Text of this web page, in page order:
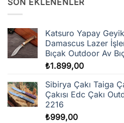
Katsuro Yapay
Damascus Lazer
Bıçak Outdoor Av
₺1.899,00
Sibirya Çakı Taiga
Çakısı Edc Çakı
2216
₺999,00